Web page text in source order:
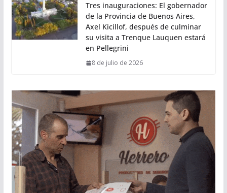
Tres inauguraciones: El gobernador
de la Provincia de Buenos Aires,
Axel Kicillof, después de culminar
su visita a Trenque Lauquen estará
en Pellegrini
8 de julio de 2026